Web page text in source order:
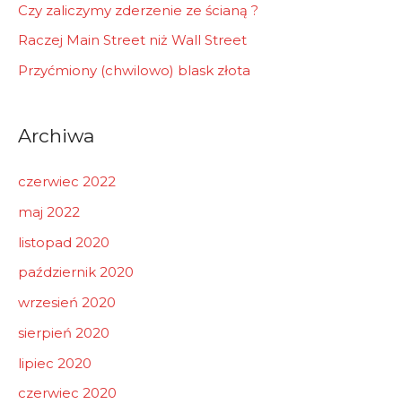
Czy zaliczymy zderzenie ze ścianą ?
Raczej Main Street niż Wall Street
Przyćmiony (chwilowo) blask złota
Archiwa
czerwiec 2022
maj 2022
listopad 2020
październik 2020
wrzesień 2020
sierpień 2020
lipiec 2020
czerwiec 2020